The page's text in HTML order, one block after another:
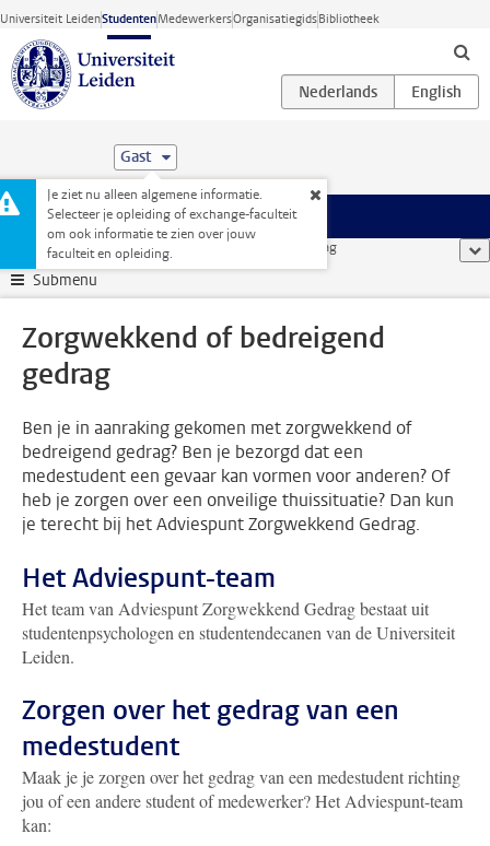
Ga direct naar de inhoud
Universiteit LeidenStudentenMedewerkersOrganisatiegidsBibliotheek
Gast
Je ziet nu alleen algemene informatie.
Selecteer je opleiding of exchange-faculteit
om ook informatie te zien over jouw
faculteit en opleiding.
Menu
Studentenwebsite Zorgwekkend of bedreigend gedrag
Submenu
Zorgwekkend of bedreigend
gedrag
Ben je in aanraking gekomen met zorgwekkend of
bedreigend gedrag? Ben je bezorgd dat een
medestudent een gevaar kan vormen voor anderen? Of
heb je zorgen over een onveilige thuissituatie? Dan kun
je terecht bij het Adviespunt Zorgwekkend Gedrag.
Het Adviespunt-team
Het team van Adviespunt Zorgwekkend Gedrag bestaat uit
studentenpsychologen en studentendecanen van de Universiteit
Leiden.
Zorgen over het gedrag van een
medestudent
Maak je je zorgen over het gedrag van een medestudent richting
jou of een andere student of medewerker? Het Adviespunt-team
kan: